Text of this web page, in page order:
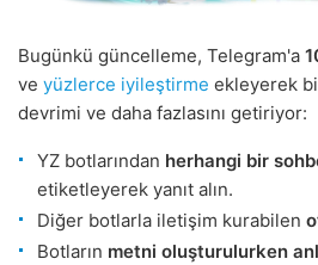
Bugünkü güncelleme, Telegram'a
ve yüzlerce iyileştirme ekleyerek
devrimi ve daha fazlasını getiriyor:
YZ botlarından herhangi bir
etiketleyerek yanıt alın.
Diğer botlarla iletişim kurabilen
Botların metni oluşturulurken